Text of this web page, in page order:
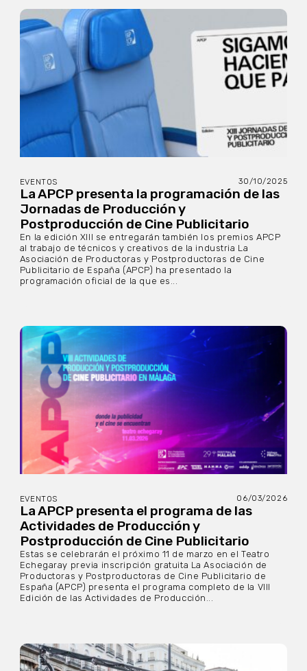
EVENTOS 30/10/2025
La APCP presenta la programación de las
Jornadas de Producción y
Postproducción de Cine Publicitario
En la edición XIII se entregarán también los premios APCP
al trabajo de técnicos y creativos de la industria La
Asociación de Productoras y Postproductoras de Cine
Publicitario de España (APCP) ha presentado la
programación oficial de la que es...
EVENTOS 06/03/2026
La APCP presenta el programa de las
Actividades de Producción y
Postproducción de Cine Publicitario
Estas se celebrarán el próximo 11 de marzo en el Teatro
Echegaray previa inscripción gratuita La Asociación de
Productoras y Postproductoras de Cine Publicitario de
España (APCP) presenta el programa completo de la VIII
Edición de las Actividades de Producción...